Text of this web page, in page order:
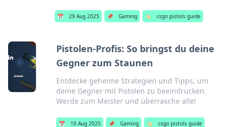
📅 29 Aug 2025 📌 Gaming 🏷️ csgo pistols guide
Pistolen-Profis: So bringst du deine
Gegner zum Staunen
Entdecke geheime Strategien und Tipps, um
deine Gegner mit Pistolen zu beeindrucken.
Werde zum Meister und überrasche alle!
📅 10 Aug 2025 📌 Gaming 🏷️ csgo pistols guide